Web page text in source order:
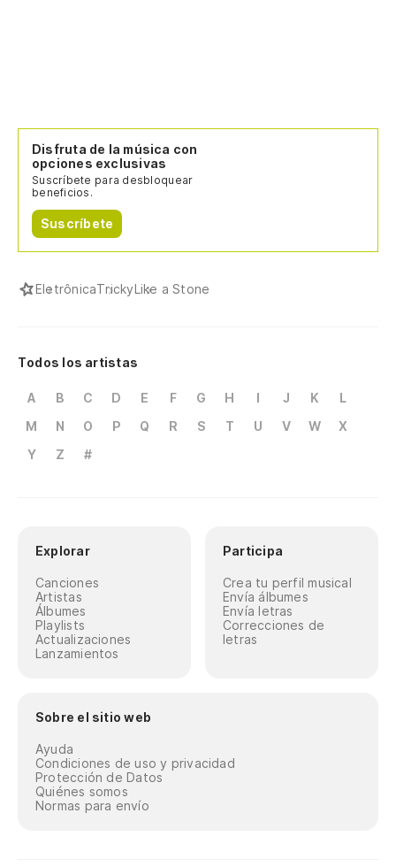
Disfruta de la música con
opciones exclusivas
Suscríbete para desbloquear
beneficios.
Suscríbete
EletrônicaTrickyLike a Stone
Todos los artistas
A B C D E F G H I J K
L
M
N O P Q R S T U V W
X
Y
Z #
Explorar
Canciones
Artistas
Álbumes
Playlists
Actualizaciones
Lanzamientos
Participa
Crea tu perfil musical
Envía álbumes
Envía letras
Correcciones de
letras
Sobre el sitio web
Ayuda
Condiciones de uso y privacidad
Protección de Datos
Quiénes somos
Normas para envío